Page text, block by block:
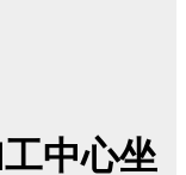
中心坐